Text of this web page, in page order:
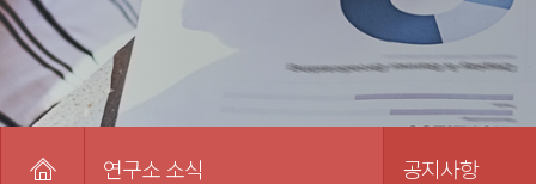
연구소 소식 공지사항